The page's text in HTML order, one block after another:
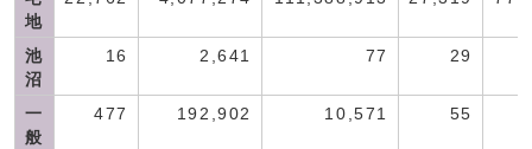
地
池
沼
16 2,641 77 29
一
般
477 192,902 10,571 55